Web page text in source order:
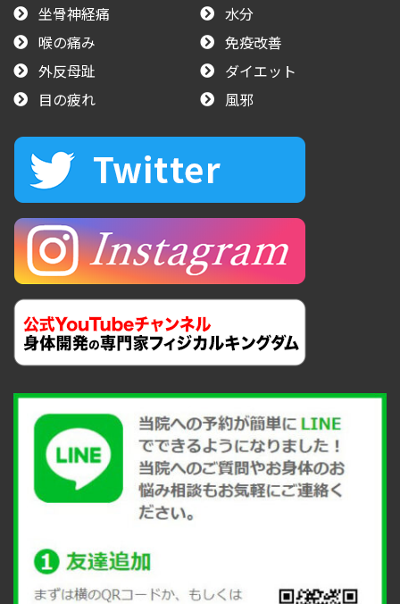
坐骨神経痛
水分
喉の痛み
免疫改善
外反母趾
ダイエット
目の疲れ
風邪